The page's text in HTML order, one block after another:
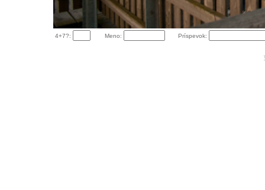
4+7?: Meno: Príspevok: